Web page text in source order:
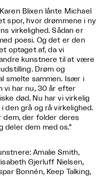
Blixen lånte Michael
spor, hvor drømmene i ny
virkelighed. Sådan er
poesi. Og det er den
optaget af, da vi
kunstnere til at være
Drøm og
smelte sammen. Især i
vi har nu, 30 år efter
død. Nu har vi virkelig
den grå og rå virkelighed.
dem, der folder deres
deler dem med os.”
Amalie Smith,
Gjerluff Nielsen,
Bonnén, Keep Talking,